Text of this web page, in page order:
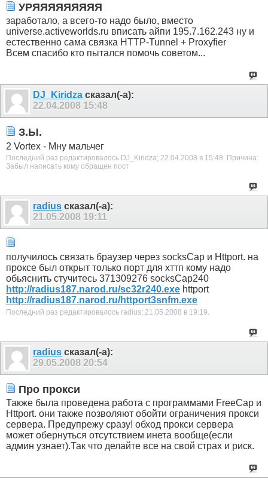
УРЯЯЯЯЯЯЯЯЯ
заработало, а всего-то надо было, вместо
universe.activeworlds.ru вписать айпи 195.7.162.243 ну и
естественно сама связка HTTP-Tunnel + Proxyfier
Всем спасибо кто пытался помочь советом...
DJ_Kiridza сказал(-а):
22.04.2008 15:48
З.Ы.
2 Vortex - Мну мальчег
Последний раз редактировалось DJ_Kiridza; 22.04.2008 в 15:48 Причина:
Забыл написать кому обращен пост
radius сказал(-а):
21.05.2008 19:11
получилось связать браузер через socksCap и Httport. на
проксе был открыт только порт для хттп кому надо
обьяснить стучитесь 371309276 socksCap240
http://radius187.narod.ru/sc32r240.exe httport
http://radius187.narod.ru/httport3snfm.exe
Последний раз редактировалось radius; 21.05.2008 в 19:19
radius сказал(-а):
29.05.2008 20:54
Про прокси
Также была проведена работа с программами FreeCap и
Httport. они также позволяют обойти ограничения прокси
сервера. Предупрежу сразу! обход прокси сервера
может обернуться отсутствием инета вообще(если
админ узнает).Так что делайте все на свой страх и риск.